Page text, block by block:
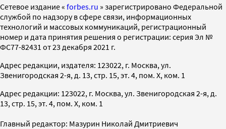
Cетевое издание « forbes.ru » зарегистрировано Федеральной
службой по надзору в сфере связи, информационных
технологий и массовых коммуникаций, регистрационный
номер и дата принятия решения о регистрации: серия Эл №
ФС77-82431 от 23 декабря 2021 г.
Адрес редакции, издателя: 123022, г. Москва, ул.
Звенигородская 2-я, д. 13, стр. 15, эт. 4, пом. X, ком. 1
Адрес редакции: 123022, г. Москва, ул. Звенигородская 2-я, д.
13, стр. 15, эт. 4, пом. X, ком. 1
Главный редактор: Мазурин Николай Дмитриевич